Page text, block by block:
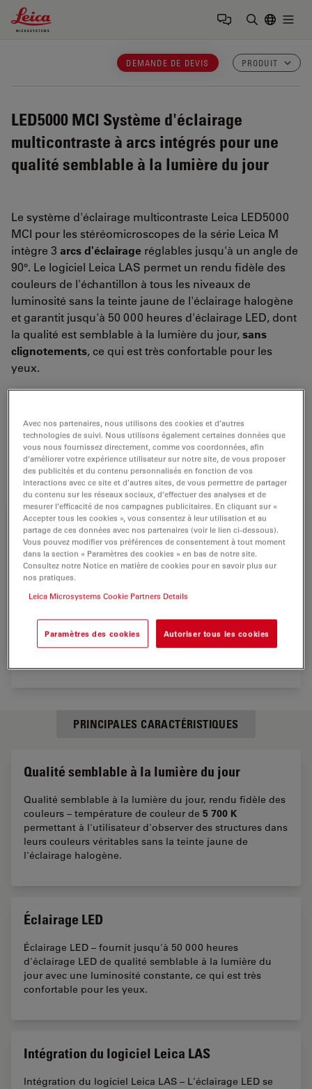
Leica Microsystems Logo
DEMANDE DE DEVIS PRODUIT
LED5000 MCI Système d'éclairage
multicontraste à arcs intégrés pour une
qualité semblable à la lumière du jour
Le système d'éclairage multicontraste Leica LED5000
MCI pour les stéréomicroscopes de la série Leica M
intègre 3 arcs d'éclairage réglables jusqu'à un angle de
90°. Le logiciel Leica LAS permet un rendu fidèle des
couleurs de l'échantillon à tous les niveaux de
luminosité sans la teinte jaune de l'éclairage halogène
et garantit jusqu'à 50 000 heures d'éclairage LED, dont
la qualité est semblable à la lumière du jour,sans
clignotements, ce qui est très confortable pour les
yeux.
Aucune balance supplémentaire des blancs n'est
fait partie du système automatisé et les paramètres
d'éclairage peuvent être stockés avec l'image pour une
reproductibilité facileet unrendementsupérieur.
PRINCIPALES CARACTÉRISTIQUES
Qualité semblable à la lumière du jour
Qualité semblable à la lumière du jour, rendu fidèle des
couleurs – température de couleur de 5 700 K
permettant à l'utilisateur d'observer des structures dans
leurs couleurs véritables sans la teinte jaune de
l'éclairage halogène.
Éclairage LED
Éclairage LED – fournit jusqu'à 50 000 heures
d'éclairage LED de qualité semblable à la lumière du
jour avec une luminosité constante, ce qui est très
confortable pour les yeux.
Intégration du logiciel Leica LAS
Intégration du logiciel Leica LAS – L'éclairage LED se
Avec nos partenaires, nous utilisons des cookies et d’autres
technologies de suivi. Nous utilisons également certaines données que
vous nous fournissez directement, comme vos coordonnées, afin
d’améliorer votre expérience utilisateur sur notre site, de vous proposer
des publicités et du contenu personnalisés en fonction de vos
interactions avec ce site et d’autres sites, de vous permettre de partager
du contenu sur les réseaux sociaux, d’effectuer des analyses et de
mesurer l’efficacité de nos campagnes publicitaires. En cliquant sur «
Accepter tous les cookies », vous consentez à leur utilisation et au
partage de ces données avec nos partenaires (voir le lien ci-dessous).
Vous pouvez modifier vos préférences de consentement à tout moment
dans la section « Paramètres des cookies » en bas de notre site.
Consultez notre Notice en matière de cookies pour en savoir plus sur
nos pratiques.
Leica Microsystems Cookie Partners Details
Paramètres des cookies Autoriser tous les cookies